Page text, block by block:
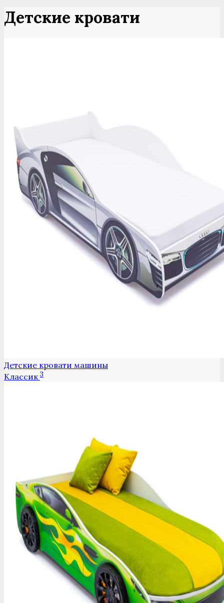
Детские кровати
Детские кровати машины
Классик3